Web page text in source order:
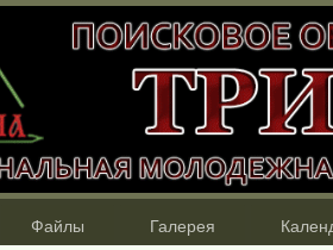
Файлы Галерея